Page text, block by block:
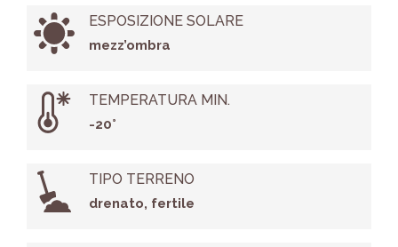
ESPOSIZIONE SOLARE
mezz’ombra
TEMPERATURA MIN.
-20°
TIPO TERRENO
drenato, fertile